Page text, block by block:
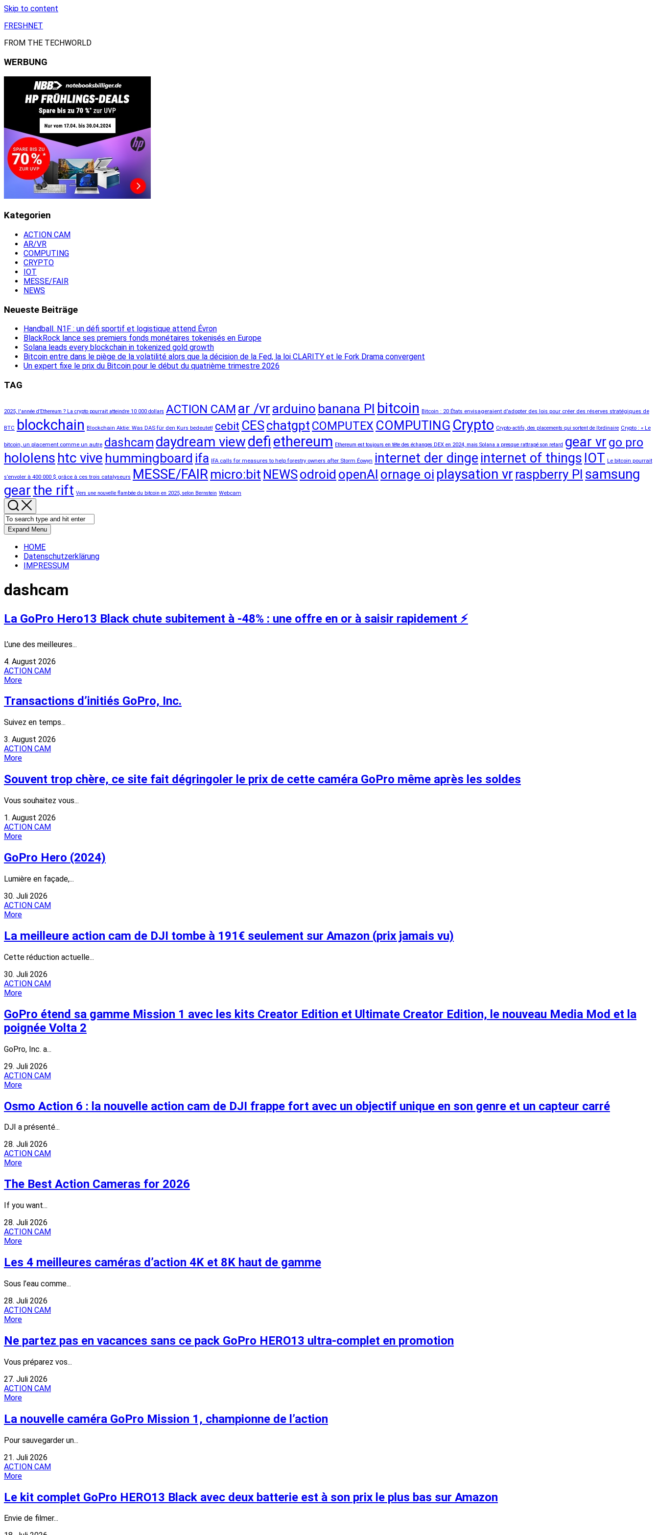
Skip to content
FRESHNET
FROM THE TECHWORLD
WERBUNG
Kategorien
ACTION CAM
AR/VR
COMPUTING
CRYPTO
IOT
MESSE/FAIR
NEWS
Neueste Beiträge
Handball. N1F : un défi sportif et logistique attend Évron
BlackRock lance ses premiers fonds monétaires tokenisés en Europe
Solana leads every blockchain in tokenized gold growth
Bitcoin entre dans le piège de la volatilité alors que la décision de la Fed, la loi CLARITY et le Fork Drama convergent
Un expert fixe le prix du Bitcoin pour le début du quatrième trimestre 2026
TAG
2025, l'année d’Ethereum ? La crypto pourrait atteindre 10 000 dollars ACTION CAM ar /vr arduino banana PI bitcoin Bitcoin : 20 États envisageraient d’adopter des lois pour créer des réserves stratégiques de
BTC blockchain Blockchain Aktie: Was DAS für den Kurs bedeutet! cebit CESchatgpt COMPUTEX COMPUTING Crypto Crypto-actifs, des placements qui sortent de l’ordinaire Crypto : « Le
bitcoin, un placement comme un autre dashcam daydream viewdefi ethereum Ethereum est toujours en tête des échanges DEX en 2024, mais Solana a presque rattrapé son retard gear vr go pro
hololens htc vive hummingboard ifa IFA calls for measures to help forestry owners after Storm Éowyn internet der dinge internet of things IOT Le bitcoin pourrait
s’envoler à 400 000 $ grâce à ces trois catalyseurs MESSE/FAIR micro:bit NEWSodroid openAI ornage oi playsation vr raspberry PI samsung
gearthe rift Vers une nouvelle flambée du bitcoin en 2025, selon Bernstein Webcam
Expand Menu
HOME
Datenschutzerklärung
IMPRESSUM
dashcam
La GoPro Hero13 Black chute subitement à -48% : une offre en or à saisir rapidement ⚡️
L’une des meilleures...
4. August 2026
ACTION CAM
More
Transactions d’initiés GoPro, Inc.
Suivez en temps...
3. August 2026
ACTION CAM
More
Souvent trop chère, ce site fait dégringoler le prix de cette caméra GoPro même après les soldes
Vous souhaitez vous...
1. August 2026
ACTION CAM
More
GoPro Hero (2024)
Lumière en façade,...
30. Juli 2026
ACTION CAM
More
La meilleure action cam de DJI tombe à 191€ seulement sur Amazon (prix jamais vu)
Cette réduction actuelle...
30. Juli 2026
ACTION CAM
More
GoPro étend sa gamme Mission 1 avec les kits Creator Edition et Ultimate Creator Edition, le nouveau Media Mod et la
poignée Volta 2
GoPro, Inc. a...
29. Juli 2026
ACTION CAM
More
Osmo Action 6 : la nouvelle action cam de DJI frappe fort avec un objectif unique en son genre et un capteur carré
DJI a présenté...
28. Juli 2026
ACTION CAM
More
The Best Action Cameras for 2026
If you want...
28. Juli 2026
ACTION CAM
More
Les 4 meilleures caméras d’action 4K et 8K haut de gamme
Sous l’eau comme...
28. Juli 2026
ACTION CAM
More
Ne partez pas en vacances sans ce pack GoPro HERO13 ultra-complet en promotion
Vous préparez vos...
27. Juli 2026
ACTION CAM
More
La nouvelle caméra GoPro Mission 1, championne de l’action
Pour sauvegarder un...
21. Juli 2026
ACTION CAM
More
Le kit complet GoPro HERO13 Black avec deux batterie est à son prix le plus bas sur Amazon
Envie de filmer...